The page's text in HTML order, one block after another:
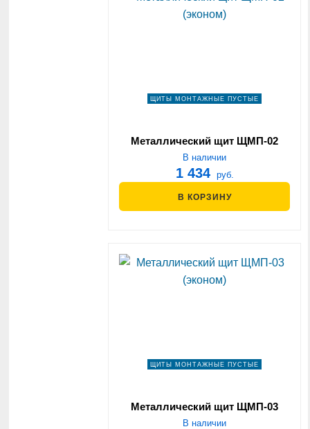
ЩИТЫ МОНТАЖНЫЕ ПУСТЫЕ
Металлический щит ЩМП-02
(эконом)
В наличии
1 434 руб.
В КОРЗИНУ
ЩИТЫ МОНТАЖНЫЕ ПУСТЫЕ
Металлический щит ЩМП-03
(эконом)
В наличии